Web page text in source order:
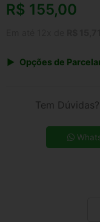
R$ 155,00
Opções de
4x de R$ 42,96
5x de R$ 34,82
Tem